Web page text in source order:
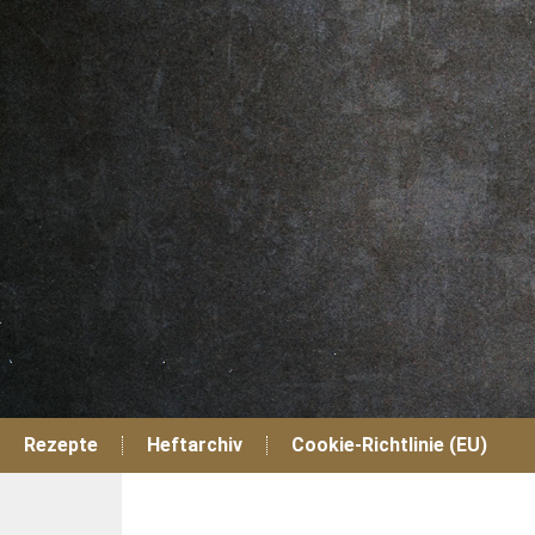
Zum
Inhalt
Rezepte Heftarchiv Cookie-Richtlinie (EU)